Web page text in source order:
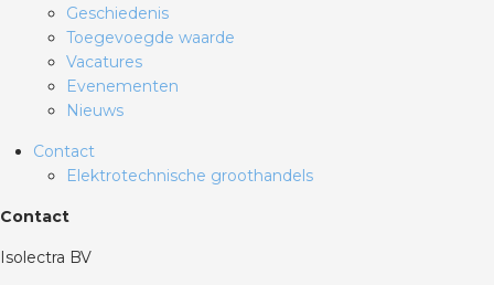
Geschiedenis
Toegevoegde waarde
Vacatures
Evenementen
Nieuws
Contact
Elektrotechnische groothandels
Contact
Isolectra BV